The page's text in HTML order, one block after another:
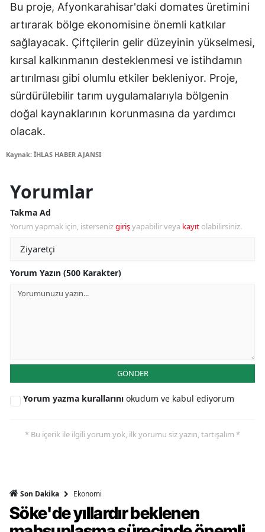
Bu proje, Afyonkarahisar'daki domates üretimini
artırarak bölge ekonomisine önemli katkılar
sağlayacak. Çiftçilerin gelir düzeyinin yükselmesi,
kırsal kalkınmanın desteklenmesi ve istihdamın
artırılması gibi olumlu etkiler bekleniyor. Proje,
sürdürülebilir tarım uygulamalarıyla bölgenin
doğal kaynaklarının korunmasına da yardımcı
olacak.
Kaynak: İHLAS HABER AJANSI
Yorumlar
Takma Ad
Yorum yapmak için, istersenizgirişyapabilir veya kayıt olabilirsiniz.
Yorum Yazın (500 Karakter)
GÖNDER
Yorum yazma kurallarını okudum ve kabul ediyorum
* Bu içerik ile ilgili yorum yok, ilk yorumu siz yazın, tartışalım *
Son Dakika Ekonomi
Söke'de yıllardır beklenen